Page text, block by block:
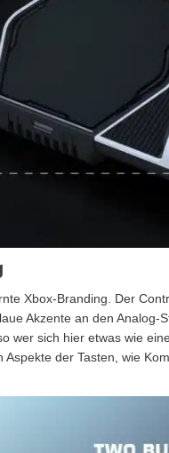
Xbox-Branding. Der
Akzente an den Analog-
wer sich hier etwas wie
der Tasten, wie